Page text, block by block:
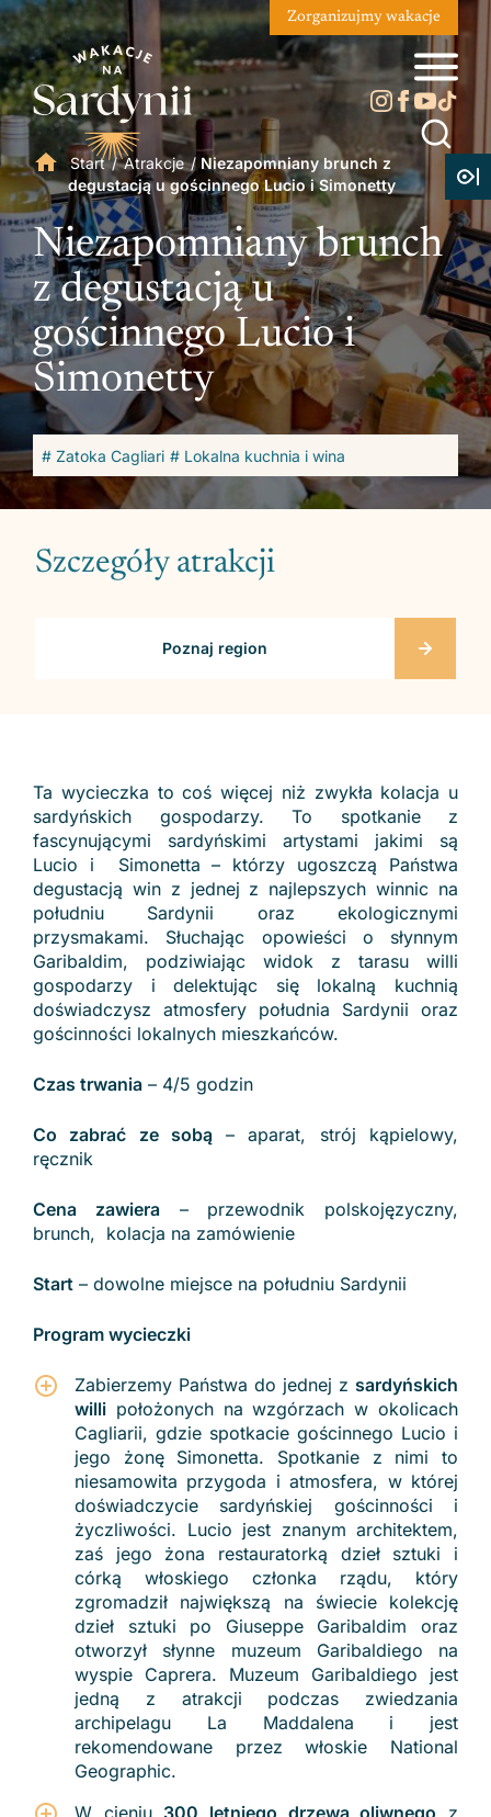
Zorganizujmy wakacje
Start/Atrakcje/ Niezapomniany brunch z
degustacją u gościnnego Lucio i Simonetty
Niezapomniany brunch
z degustacją u
gościnnego Lucio i
Simonetty
# Zatoka Cagliari # Lokalna kuchnia i wina
Szczegóły atrakcji
Poznaj region
Ta wycieczka to coś więcej niż zwykła kolacja u
sardyńskich gospodarzy. To spotkanie z
fascynującymi sardyńskimi artystami jakimi są
Lucio i Simonetta – którzy ugoszczą Państwa
degustacją win z jednej z najlepszych winnic na
południu Sardynii oraz ekologicznymi
przysmakami. Słuchając opowieści o słynnym
Garibaldim, podziwiając widok z tarasu willi
gospodarzy i delektując się lokalną kuchnią
doświadczysz atmosfery południa Sardynii oraz
gościnności lokalnych mieszkańców.
Czas trwania – 4/5 godzin
Co zabrać ze sobą– aparat, strój kąpielowy,
ręcznik
Cena zawiera– przewodnik polskojęzyczny,
brunch, kolacja na zamówienie
Start – dowolne miejsce na południu Sardynii
Program wycieczki
Zabierzemy Państwa do jednej z sardyńskich
willi położonych na wzgórzach w okolicach
Cagliarii, gdzie spotkacie gościnnego Lucio i
jego żonę Simonetta. Spotkanie z nimi to
niesamowita przygoda i atmosfera, w której
doświadczycie sardyńskiej gościnności i
życzliwości. Lucio jest znanym architektem,
zaś jego żona restauratorką dzieł sztuki i
córką włoskiego członka rządu, który
zgromadził największą na świecie kolekcję
dzieł sztuki po Giuseppe Garibaldim oraz
otworzył słynne muzeum Garibaldiego na
wyspie Caprera. Muzeum Garibaldiego jest
jedną z atrakcji podczas zwiedzania
archipelagu La Maddalena i jest
rekomendowane przez włoskie National
Geographic.
W cieniu 300 letniego drzewa oliwnego z